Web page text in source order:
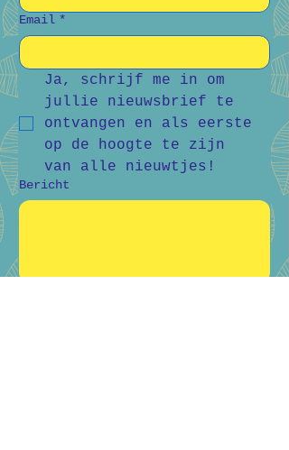
Email *
Ja, schrijf me in om
jullie nieuwsbrief te
ontvangen en als eerste
op de hoogte te zijn
van alle nieuwtjes!
Bericht